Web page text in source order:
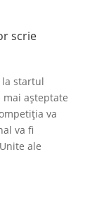
scrie
la startul
așteptate
va
va fi
ale